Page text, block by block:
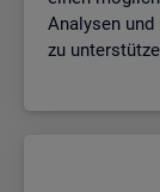
Ana­ly­sen
zu